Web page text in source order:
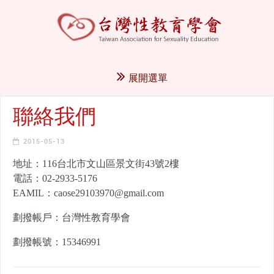
展開選單
聯絡我們
2015-05-13
地址：116台北市文山區景文街43號2樓
電話：02-2933-5176
EAMIL：caose29103970@gmail.com
劃撥帳戶：台灣性教育學會
劃撥帳號：15346991